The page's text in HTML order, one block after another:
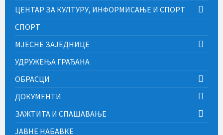
ЦЕНТАР ЗА КУЛТУРУ, ИНФОРМИСАЊЕ И СПОРТ
СПОРТ
МЈЕСНЕ ЗАЈЕДНИЦЕ
УДРУЖЕЊА ГРАЂАНА
ОБРАСЦИ
ДОКУМЕНТИ
ЗАЖТИТА И СПАШАВАЊЕ
ЈАВНЕ НАБАВКЕ